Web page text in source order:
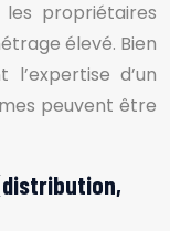
propriétaires
élevé. Bien
d’un
peuvent être